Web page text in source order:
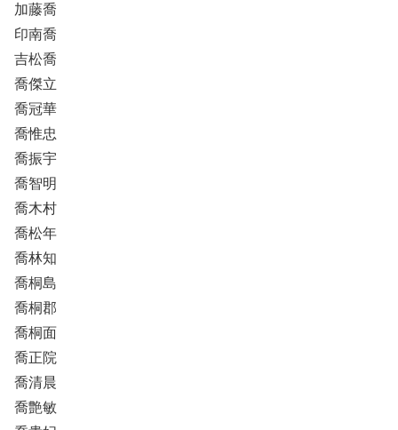
加藤喬
印南喬
吉松喬
喬傑立
喬冠華
喬惟忠
喬振宇
喬智明
喬木村
喬松年
喬林知
喬桐島
喬桐郡
喬桐面
喬正院
喬清晨
喬艶敏